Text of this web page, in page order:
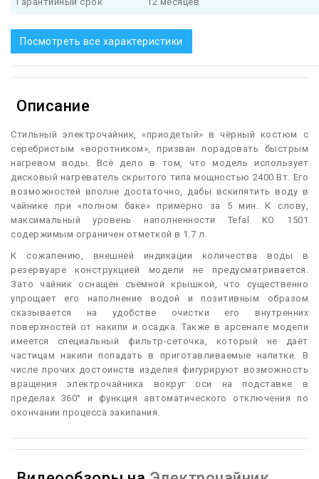
Посмотреть все характеристики
Описание
Стильный электрочайник, «приодетый» в чёрный костюм с
серебристым «воротником», призван порадовать быстрым
нагревом воды. Всё дело в том, что модель использует
дисковый нагреватель скрытого типа мощностью 2400 Вт. Его
возможностей вполне достаточно, дабы вскипятить воду в
чайнике при «полном баке» примерно за 5 мин. К слову,
максимальный уровень наполненности Tefal KO 1501
содержимым ограничен отметкой в 1.7 л.
К сожалению, внешней индикации количества воды в
резервуаре конструкцией модели не предусматривается.
Зато чайник оснащён съёмной крышкой, что существенно
упрощает его наполнение водой и позитивным образом
сказывается на удобстве очистки его внутренних
поверхностей от накипи и осадка. Также в арсенале модели
имеется специальный фильтр-сеточка, который не даёт
частицам накипи попадать в приготавливаемые напитки. В
числе прочих достоинств изделия фигурируют возможность
вращения электрочайника вокруг оси на подставке в
пределах 360° и функция автоматического отключения по
окончании процесса закипания.